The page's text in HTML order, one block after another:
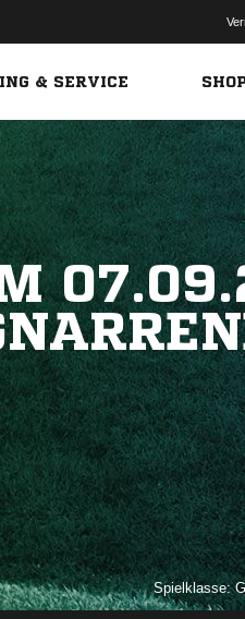
& SERVICE
Spielklasse: